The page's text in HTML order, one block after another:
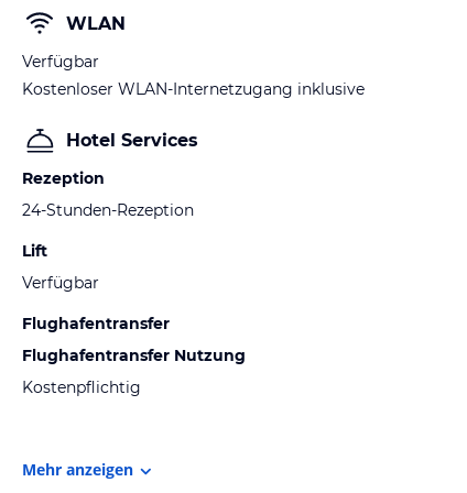
WLAN
Verfügbar
Kostenloser WLAN-Internetzugang inklusive
Hotel Services
Rezeption
24-Stunden-Rezeption
Lift
Verfügbar
Flughafentransfer
Flughafentransfer Nutzung
Kostenpflichtig
Mehr anzeigen